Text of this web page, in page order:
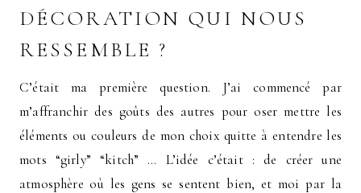
DÉCORATION QUI NOUS
RESSEMBLE ?
C’était ma première question. J’ai commencé par
m’affranchir des goûts des autres pour oser mettre les
éléments ou couleurs de mon choix quitte à entendre les
mots “girly” “kitch” … L’idée c’était : de créer une
atmosphère où les gens se sentent bien, et moi par la